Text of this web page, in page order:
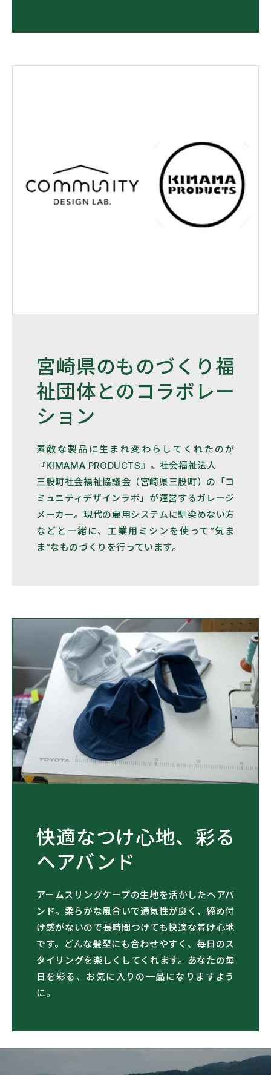
宮崎県のものづくり福
祉団体とのコラボレー
ション
素敵な製品に生まれ変わらしてくれたのが
『KIMAMA PRODUCTS』。社会福祉法人
三股町社会福祉協議会（宮崎県三股町）の「コ
ミュニティデザインラボ」が運営するガレージ
メーカー。現代の雇用システムに馴染めない方
などと一緒に、工業用ミシンを使って”気ま
ま”なものづくりを行っています。
快適なつけ心地、彩る
ヘアバンド
アームスリングケープの生地を活かしたヘアバ
ンド。柔らかな風合いで通気性が良く、締め付
け感がないので長時間つけても快適な着け心地
です。どんな髪型にも合わせやすく、毎日のス
タイリングを楽しくしてくれます。あなたの毎
日を彩る、お気に入りの一品になりますよう
に。